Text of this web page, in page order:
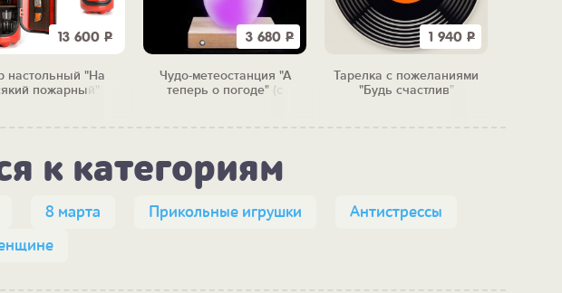
13 600 Р
настольный "На
пожарный"
3 680 Р
Чудо-метеостанция "А
теперь о погоде" (с
1 940 Р
Тарелка с пожеланиями
"Будь счастлив"
к категориям
8 марта Прикольные игрушки
Антистрессы